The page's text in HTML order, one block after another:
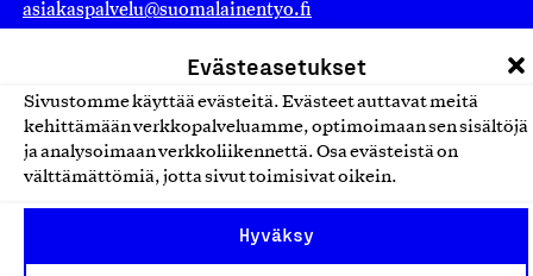
Evästeasetukset
Sivustomme käyttää evästeitä. Evästeet auttavat meitä
kehittämään verkkopalveluamme, optimoimaan sen sisältöjä
ja analysoimaan verkkoliikennettä. Osa evästeistä on
välttämättömiä, jotta sivut toimisivat oikein.
Hyväksy
asiakaspalvelu@suomalainentyo.fi
Avainlippu